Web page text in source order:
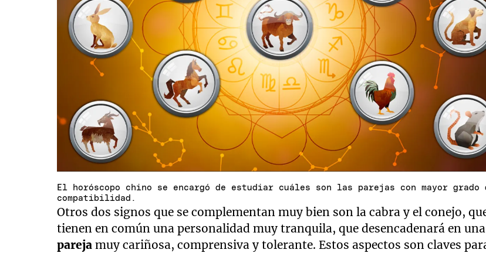
El horóscopo chino se encargó de estudiar cuáles son las parejas con mayor grado
compatibilidad.
Otros dos signos que se complementan muy bien son la cabra y el conejo,
tienen en común una personalidad muy tranquila, que desencadenará en una
pareja muy cariñosa, comprensiva y tolerante. Estos aspectos son claves